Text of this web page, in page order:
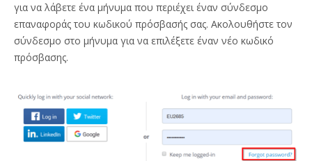
για να λάβετε ένα μήνυμα που περιέχει έναν σύνδεσμο
επαναφοράς του κωδικού πρόσβασής σας. Ακολουθήστε τον
σύνδεσμο στο μήνυμα για να επιλέξετε έναν νέο κωδικό
πρόσβασης.